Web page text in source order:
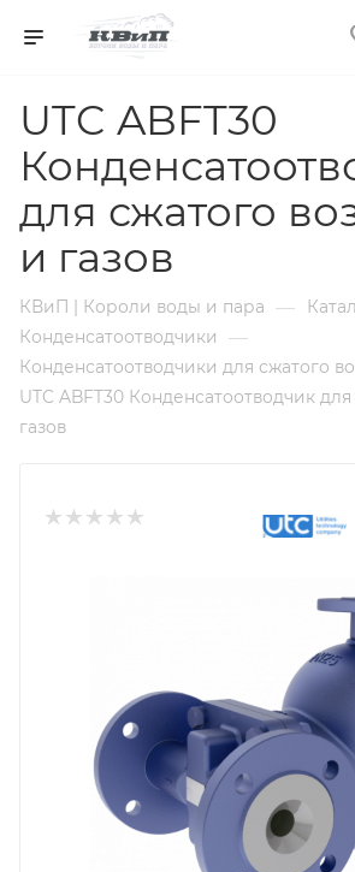
UTC ABFT30
для сжатого
и газов
КВиП | Короли воды и пара —
Конденсатоотводчики —
Конденсатоотводчики для сжатого
UTC ABFT30 Конденсатоотводчик
газов